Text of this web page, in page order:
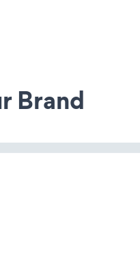
Brand